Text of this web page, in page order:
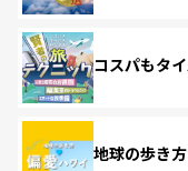
コスパもタ
地球の歩き